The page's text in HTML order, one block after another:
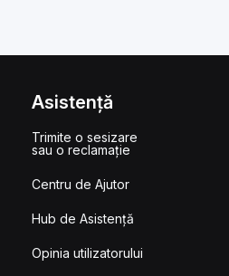
Asistență
Trimite o sesizare
sau o reclamație
Centru de Ajutor
Hub de Asistență
Opinia utilizatorului